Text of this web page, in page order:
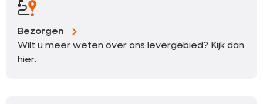
Bezorgen
Wilt u meer weten over ons levergebied? Kijk dan
hier.